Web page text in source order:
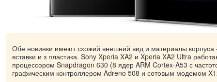
Обе новинки имеют схожий внешний вид и материалы корпуса
вставки и з пластика. Sony Xperia XA2 и Xperia XA2 Ultra
процессором Snapdragon 630 (8 ядер ARM Cortex-A53 с
графическим контроллером Adreno 508 и сотовым модемом